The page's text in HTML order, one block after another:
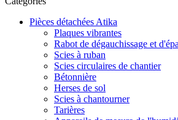
Pièces détachées Atika
Plaques vibrantes
Rabot de dégauchissage et
Scies à ruban
Scies circulaires de chantier
Bétonnière
Herses de sol
Scies à chantourner
Tarières
Appareils de mesure de
Coupe-carreaux